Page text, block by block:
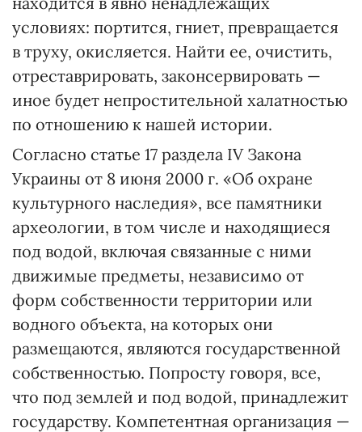
условиях: портится, гниет, превращается
в труху, окисляется. Найти ее, очистить,
отреставрировать, законсервировать —
иное будет непростительной халатностью
по отношению к нашей истории.
Согласно статье 17 раздела IV Закона
Украины от 8 июня 2000 г. «Об охране
культурного наследия», все памятники
археологии, в том числе и находящиеся
под водой, включая связанные с ними
движимые предметы, независимо от
форм собственности территории или
водного объекта, на которых они
размещаются, являются государственной
собственностью. Попросту говоря, все,
что под землей и под водой, принадлежит
государству. Компетентная организация —